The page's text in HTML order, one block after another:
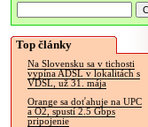
Top články
Na Slovensku sa v tichosti
vypína ADSL v lokalitách s
VDSL, už 31. mája
Orange sa doťahuje na UPC
a O2, spustí 2.5 Gbps
pripojenie